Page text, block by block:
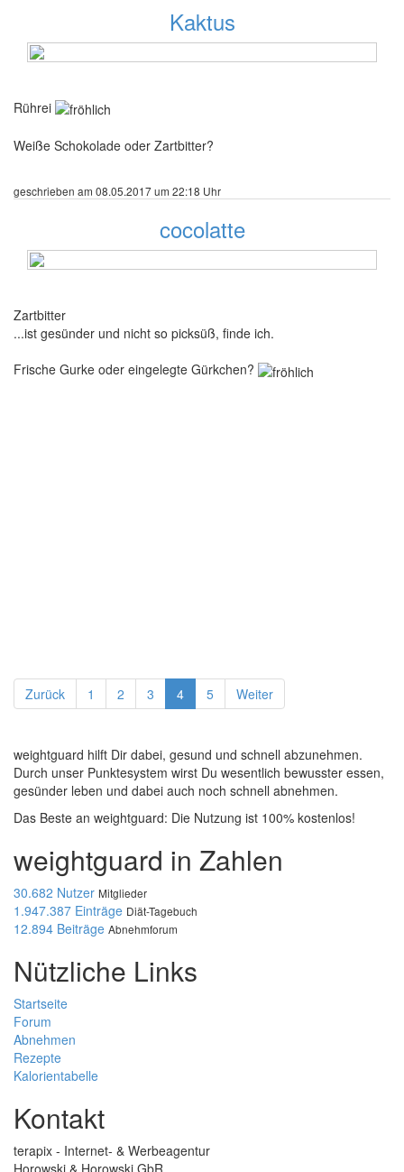
Kaktus
Rührei
Weiße Schokolade oder Zartbitter?
geschrieben am 08.05.2017 um 22:18 Uhr
cocolatte
Zartbitter
...ist gesünder und nicht so picksüß, finde ich.
Frische Gurke oder eingelegte Gürkchen?
Zurück 1 2 3 4 5 Weiter
weightguard hilft Dir dabei, gesund und schnell abzunehmen.
Durch unser Punktesystem wirst Du wesentlich bewusster essen,
gesünder leben und dabei auch noch schnell abnehmen.
Das Beste an weightguard: Die Nutzung ist 100% kostenlos!
weightguard in Zahlen
30.682 Nutzer Mitglieder
1.947.387 Einträge Diät-Tagebuch
12.894 Beiträge Abnehmforum
Nützliche Links
Startseite
Forum
Abnehmen
Rezepte
Kalorientabelle
Kontakt
terapix - Internet- & Werbeagentur
Horowski & Horowski GbR